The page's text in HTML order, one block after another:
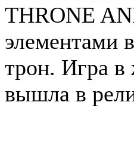
THRONE
элементами
трон. Игра
вышла в